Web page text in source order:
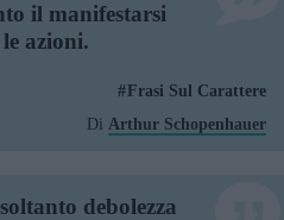
il manifestarsi
azioni.
Frasi Sul Carattere
Di Arthur Schopenhauer
debolezza